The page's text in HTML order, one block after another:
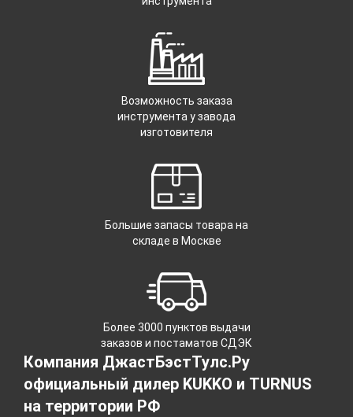
Возможность заказа
инструмента у завода
изготовителя
Большие запасы товара на
складе в Москве
Более 3000 пунктов выдачи
заказов и постаматов СДЭК
Компания ДжастБэстТулс.Ру
официальный дилер KUKKO и TURNUS
на территории РФ